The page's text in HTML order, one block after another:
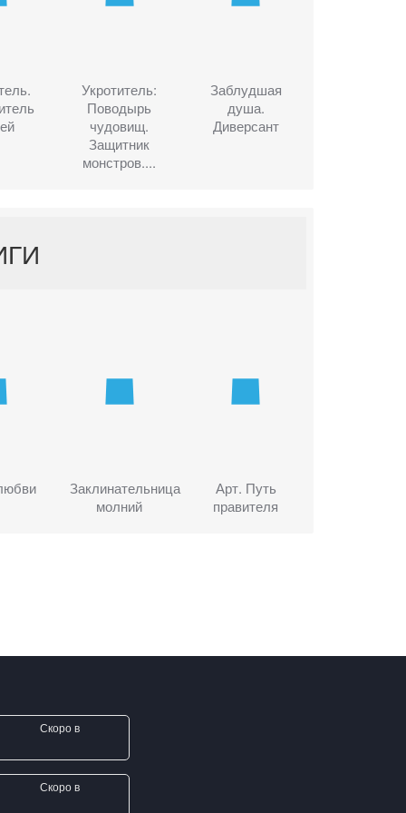
Укротитель:
Поводырь
чудовищ.
Защитник
монстров....
Заблудшая
душа.
Диверсант
Заклинательница
молний
Арт. Путь
правителя
Скоро в
Скоро в